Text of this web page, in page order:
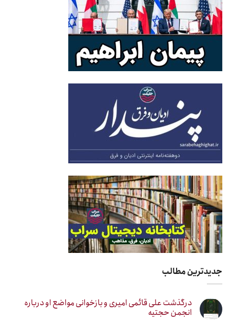
جدیدترین مطالب
درگذشت علی قائمی امیری و بازخوانی مواضع او درباره
انجمن حجتیه